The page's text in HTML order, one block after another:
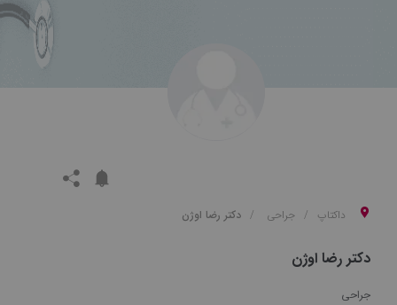
داکتاپ جراحی دکتر رضا اوژن
دکتر رضا اوژن
جراحی